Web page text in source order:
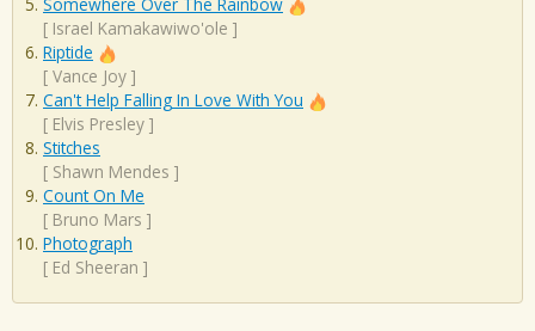
[ Israel Kamakawiwo'ole ]
Riptide
[ Vance Joy ]
Can't Help Falling In Love With You
[ Elvis Presley ]
Stitches
[ Shawn Mendes ]
Count On Me
[ Bruno Mars ]
Photograph
[ Ed Sheeran ]